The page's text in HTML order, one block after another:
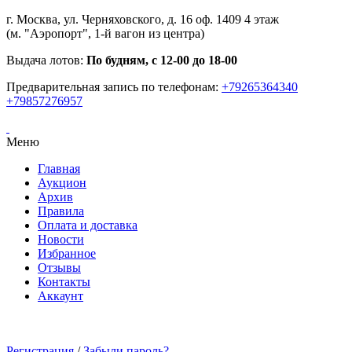
г. Москва, ул. Черняховского, д. 16 оф. 1409 4 этаж
(м. "Аэропорт", 1-й вагон из центра)
Выдача лотов: По будням, с 12-00 до 18-00
Предварительная запись по телефонам: +79265364340
+79857276957
Меню
Главная
Аукцион
Архив
Правила
Оплата и доставка
Новости
Избранное
Отзывы
Контакты
Аккаунт